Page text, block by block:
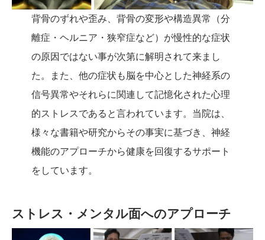
背骨のずれや歪み、背骨の変形や構造異常（分
離症・ヘルニア・狭窄症など）が慢性的な症状
の原因ではない事が次第に解明されて来まし
た。また、他の症状も脳を中心とした神経系の
信号異常やそれらに関連して記憶化された心理
的ストレスであると言われています。当院は、
様々な書籍や研究からその事実に基づき、神経
機能のアプローチから健康を回復するサポート
をしています。
ストレス・メンタル面へのアプローチ